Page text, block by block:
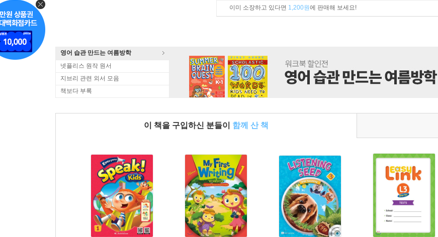
이미 소장하고 있다면 1,200원에 판매해 보세요!
영어 습관 만드는 여름방학
넷플리스 원작 원서
지브리 관련 외서 모음
책보다 부록
이 책을 구입하신 분들이 함께 산 책